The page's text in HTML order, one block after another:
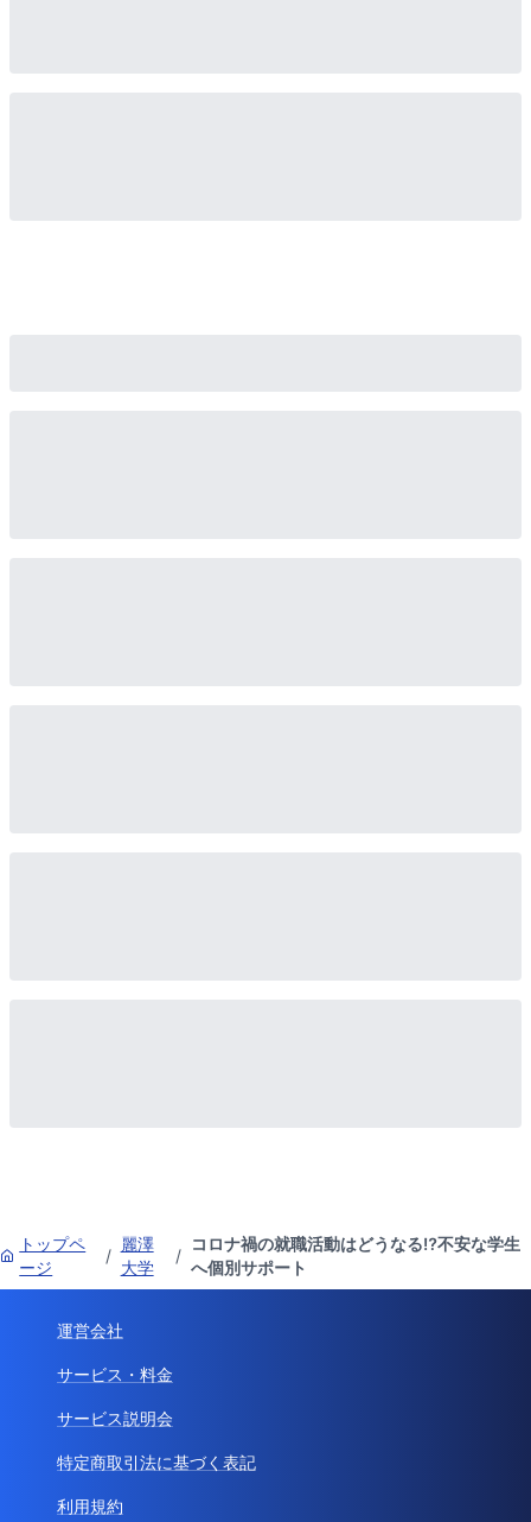
トップペ
ージ
/
麗澤
大学
/
コロナ禍の就職活動はどうなる⁉不安な学生
へ個別サポート
運営会社
サービス・料金
サービス説明会
特定商取引法に基づく表記
利用規約